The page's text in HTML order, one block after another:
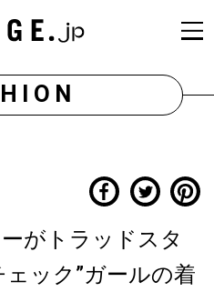
がトラッドスタ
ック”ガールの着